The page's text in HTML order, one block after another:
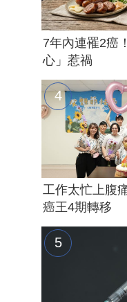
7年內連罹2癌
心」惹禍
工作太忙上腹
癌王4期轉移